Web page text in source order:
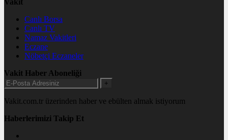
Vakit
Canlı Borsa
Canlı TV
Namaz Vakitleri
Eczane
Nöbetçi Eczaneler
Vakit Haber Aboneliği
+
Vakit.com.tr üzerinden haber ve ebülten almak istiyorum
Haberlerimizi Takip Et